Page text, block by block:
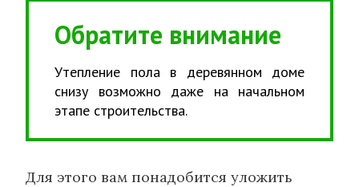
Обратите внимание
Утепление пола в деревянном доме
снизу возможно даже на начальном
этапе строительства.
Для этого вам понадобится уложить